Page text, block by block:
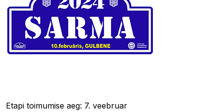
Etapi toimumise aeg: 7. veebruar